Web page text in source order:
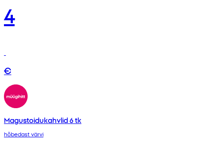
4
€
Magustoidukahvlid 6 tk
hõbedast värvi